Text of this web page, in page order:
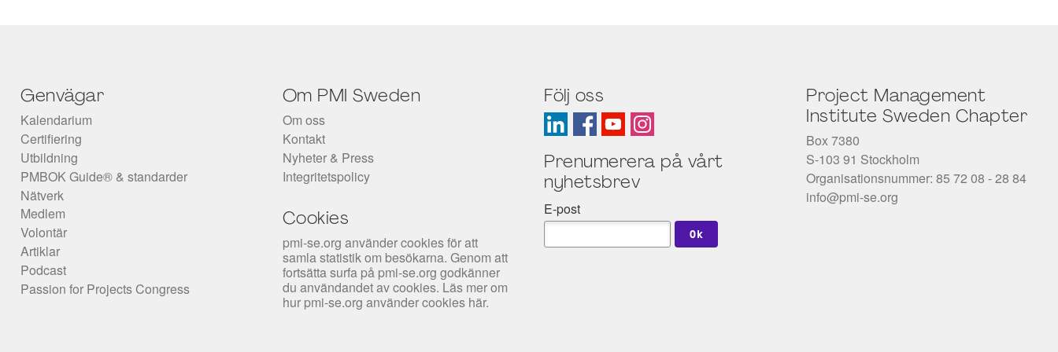
Genvägar
Kalendarium
Certifiering
Utbildning
PMBOK Guide® & standarder
Nätverk
Medlem
Volontär
Artiklar
Podcast
Passion for Projects Congress
Om PMI Sweden
Om oss
Kontakt
Nyheter & Press
Integritetspolicy
Cookies
pmi-se.org använder cookies för att
samla statistik om besökarna. Genom att
fortsätta surfa på pmi-se.org godkänner
du användandet av cookies. Läs mer om
hur pmi-se.org använder cookies här.
Följ oss
Prenumerera på vårt
nyhetsbrev
E-post
Project Management
Institute Sweden Chapter
Box 7380
S-103 91 Stockholm
Organisationsnummer: 85 72 08 - 28 84
info@pmi-se.org